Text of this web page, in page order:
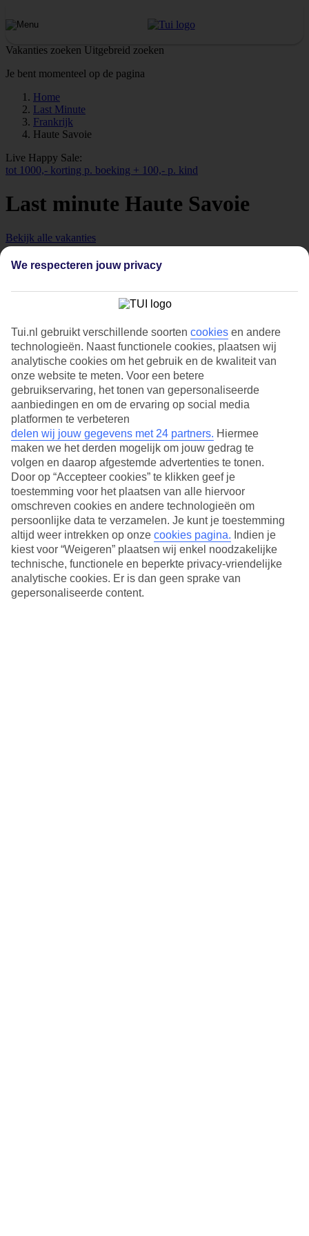
Vakanties zoeken Uitgebreid zoeken
Je bent momenteel op de pagina
Home
Last Minute
Frankrijk
Haute Savoie
Live Happy Sale:
tot 1000,- korting p. boeking + 100,- p. kind
Last minute Haute Savoie
Bekijk alle vakanties
Live Happy Sale: tot wel 1000,- korting per boekding
Een Last Minute Haute Savoie is altijd een goed idee. Vooral als je
graag actief bent in de buitenlucht is dit departement in Oost-
Frankrijk een droombestemming. Je ontdekt er ongerepte
natuurgebieden met 8.000 kilometer wandelroute en 18 skigebieden.
Dankzij de inbegrepen skipas kun je bijvoorbeeld in Chamonix of
La Clusaz naar hartenlust skiën. En voor een onvergetelijke ervaring
tippen we de GR-wandelroute rondom de Mont Blanc.
We respecteren jouw privacy
Tui.nl gebruikt verschillende soorten cookies en andere
technologieën. Naast functionele cookies, plaatsen wij
analytische cookies om het gebruik en de kwaliteit van
onze website te meten. Voor een betere
gebruikservaring, het tonen van gepersonaliseerde
aanbiedingen en om de ervaring op social media
platformen te verbeteren
delen wij jouw gegevens met 24 partners. Hiermee
maken we het derden mogelijk om jouw gedrag te
volgen en daarop afgestemde advertenties te tonen.
Door op “Accepteer cookies” te klikken geef je
toestemming voor het plaatsen van alle hiervoor
omschreven cookies en andere technologieën om
persoonlijke data te verzamelen. Je kunt je toestemming
altijd weer intrekken op onze cookies pagina. Indien je
kiest voor “Weigeren” plaatsen wij enkel noodzakelijke
technische, functionele en beperkte privacy-vriendelijke
analytische cookies. Er is dan geen sprake van
gepersonaliseerde content.